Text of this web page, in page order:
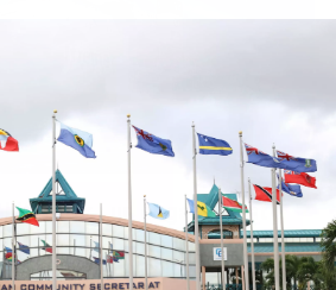
: un engagement
mer